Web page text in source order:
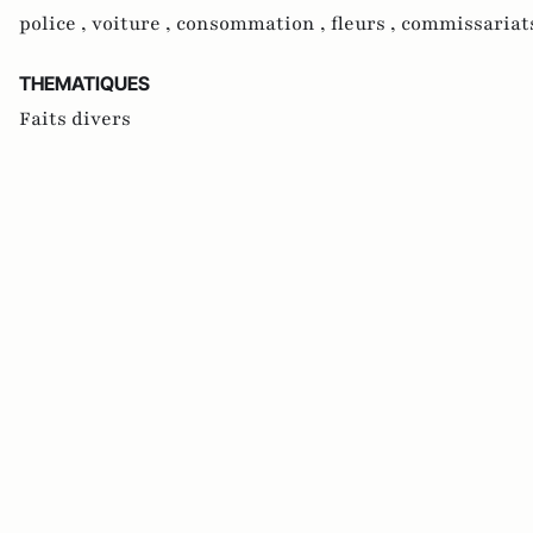
police , voiture , consommation , fleurs ,
THEMATIQUES
Faits divers